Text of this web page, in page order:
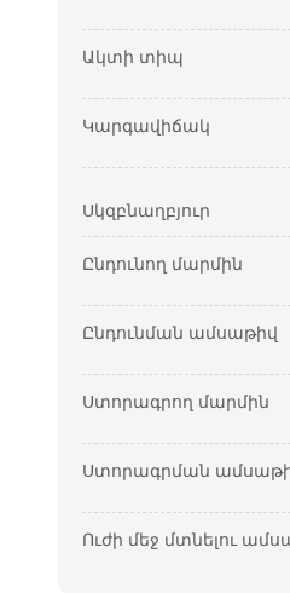
Ակտի տիպ
Կարգավիճակ
Սկզբնաղբյուր
Ընդունող մարմին
Ընդունման ամսաթիվ
Ստորագրող մարմին
Ստորագրման
Ուժի մեջ մտնելու